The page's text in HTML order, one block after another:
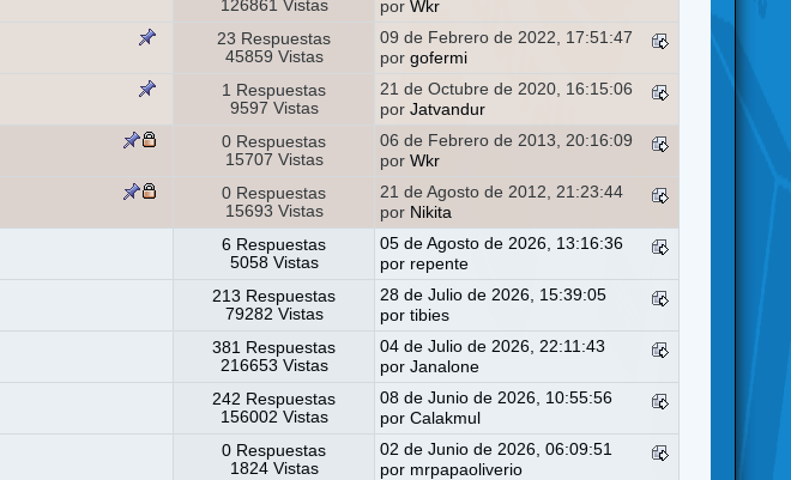
126861 Vistas
porWkr
23 Respuestas
45859 Vistas
09 de Febrero de 2022, 17:51:47
porgofermi
1 Respuestas
9597 Vistas
21 de Octubre de 2020, 16:15:06
porJatvandur
0 Respuestas
15707 Vistas
06 de Febrero de 2013, 20:16:09
porWkr
0 Respuestas
15693 Vistas
21 de Agosto de 2012, 21:23:44
por Nikita
6 Respuestas
5058 Vistas
05 de Agosto de 2026, 13:16:36
por repente
213 Respuestas
79282 Vistas
28 de Julio de 2026, 15:39:05
portibies
381 Respuestas
216653 Vistas
04 de Julio de 2026, 22:11:43
porJanalone
242 Respuestas
156002 Vistas
08 de Junio de 2026, 10:55:56
porCalakmul
0 Respuestas
1824 Vistas
02 de Junio de 2026, 06:09:51
por mrpapaoliverio